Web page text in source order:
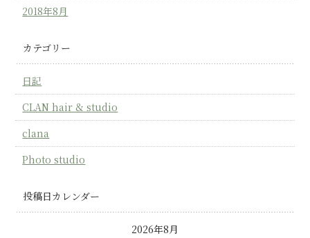
2018年8月
カテゴリー
日記
CLAN hair & studio
clana
Photo studio
投稿日カレンダー
2026年8月